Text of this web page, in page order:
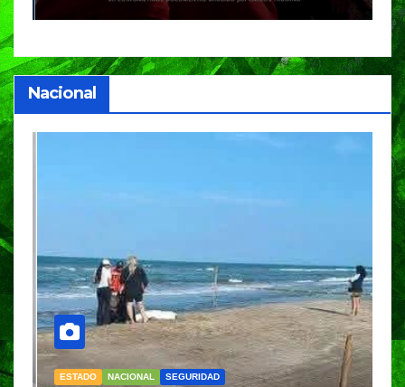
Nacional
ESTADO NACIONAL SEGURIDAD